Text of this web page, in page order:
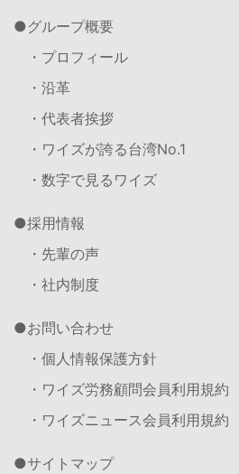
グループ概要
・プロフィール
・沿革
・代表者挨拶
・ワイズが誇る台湾No.1
・数字で見るワイズ
採用情報
・先輩の声
・社内制度
お問い合わせ
・個人情報保護方針
・ワイズ労務顧問会員利用規約
・ワイズニュース会員利用規約
サイトマップ